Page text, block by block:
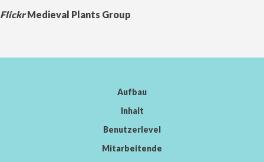
FlickrMedieval Plants Group
Aufbau
Inhalt
Benutzerlevel
Mitarbeitende